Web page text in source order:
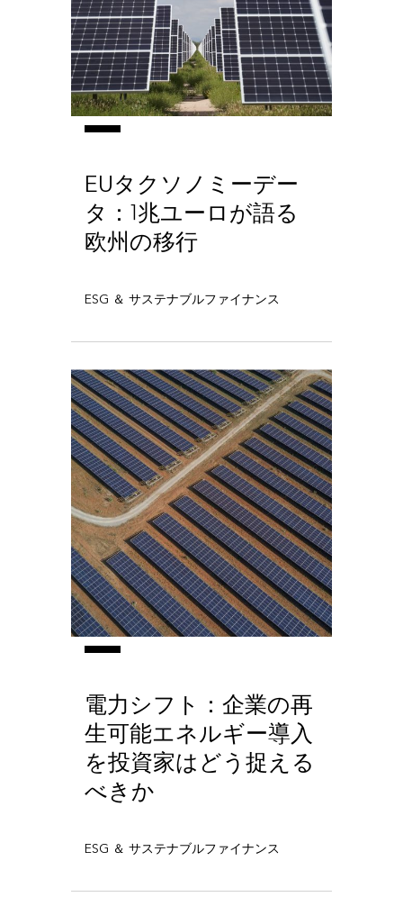
EUタクソノミーデー
タ：1兆ユーロが語る
欧州の移行
ESG ＆ サステナブルファイナンス
電力シフト：企業の再
生可能エネルギー導入
を投資家はどう捉える
べきか
ESG ＆ サステナブルファイナンス